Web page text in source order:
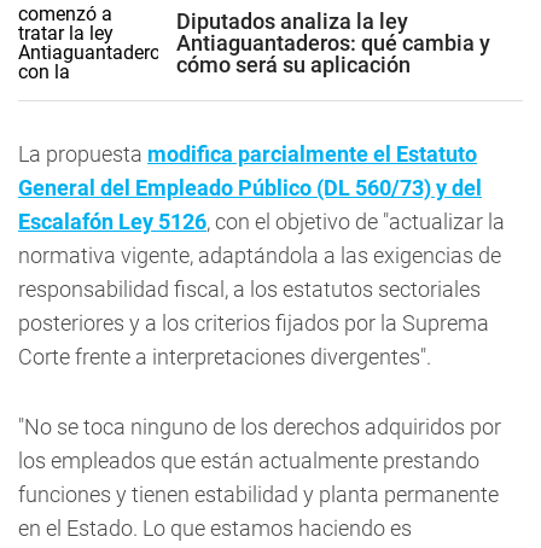
Diputados analiza la ley
Antiaguantaderos: qué cambia y
cómo será su aplicación
La propuesta modifica parcialmente el Estatuto
General del Empleado Público (DL 560/73) y del
Escalafón Ley 5126, con el objetivo de "actualizar la
normativa vigente, adaptándola a las exigencias de
responsabilidad fiscal, a los estatutos sectoriales
posteriores y a los criterios fijados por la Suprema
Corte frente a interpretaciones divergentes".
"No se toca ninguno de los derechos adquiridos por
los empleados que están actualmente prestando
funciones y tienen estabilidad y planta permanente
en el Estado. Lo que estamos haciendo es